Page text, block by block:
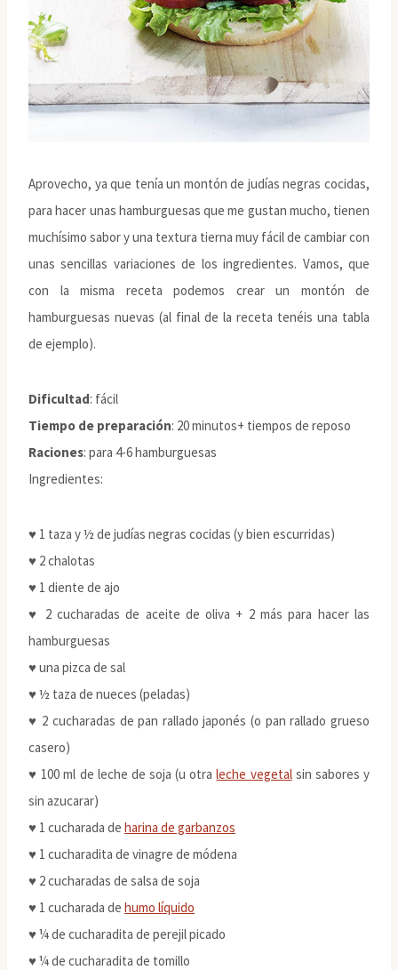
Aprovecho, ya que tenía un montón de judías negras cocidas,
para hacer unas hamburguesas que me gustan mucho, tienen
muchísimo sabor y una textura tierna muy fácil de cambiar con
unas sencillas variaciones de los ingredientes. Vamos, que
con la misma receta podemos crear un montón de
hamburguesas nuevas (al final de la receta tenéis una tabla
de ejemplo).
Dificultad: fácil
Tiempo de preparación: 20 minutos+ tiempos de reposo
Raciones: para 4-6 hamburguesas
Ingredientes:
♥ 1 taza y ½ de judías negras cocidas (y bien escurridas)
♥ 2 chalotas
♥ 1 diente de ajo
♥ 2 cucharadas de aceite de oliva + 2 más para hacer las
hamburguesas
♥ una pizca de sal
♥ ½ taza de nueces (peladas)
♥ 2 cucharadas de pan rallado japonés (o pan rallado grueso
casero)
♥ 100 ml de leche de soja (u otraleche vegetalsin sabores y
sin azucarar)
♥ 1 cucharada de harina de garbanzos
♥ 1 cucharadita de vinagre de módena
♥ 2 cucharadas de salsa de soja
♥ 1 cucharada de humo líquido
♥ ¼ de cucharadita de perejil picado
♥ ¼ de cucharadita de tomillo